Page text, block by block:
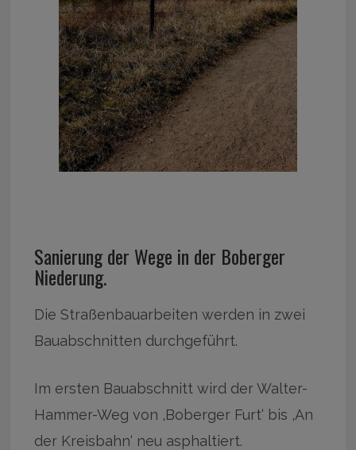
Sanierung der Wege in der Boberger
Niederung.
Die Straßenbauarbeiten werden in zwei
Bauabschnitten durchgeführt.
Im ersten Bauabschnitt wird der Walter-
Hammer-Weg von ‚Boberger Furt‘ bis ‚An
der Kreisbahn‘ neu asphaltiert.